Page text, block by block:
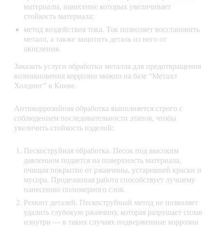
материалы, нанесение которых увеличивает
стойкость материала;
метод воздействия тока. Ток позволяет восстановить
металл, а также защитить деталь из него от
окисления.
Заказать услуги обработки металла для предотвращения
возникновения коррозии можно на базе “Металл
Холдинг” в Киеве.
Антикоррозийная обработка выполняется строго с
соблюдением последовательности этапов, чтобы
увеличить стойкость изделий:
Пескоструйная обработка. Песок под высоким
давлением подается на поверхность материала,
очищая покрытие от ржавчины, устаревшей краски и
мусора. Проделанная работа способствует лучшему
нанесению полимерного слоя.
Ремонт деталей. Пескоструйный метод не позволяет
удалить глубокую ржавчину, которая разрушает сплав
изнутри — в таких случаях подверженные коррозии